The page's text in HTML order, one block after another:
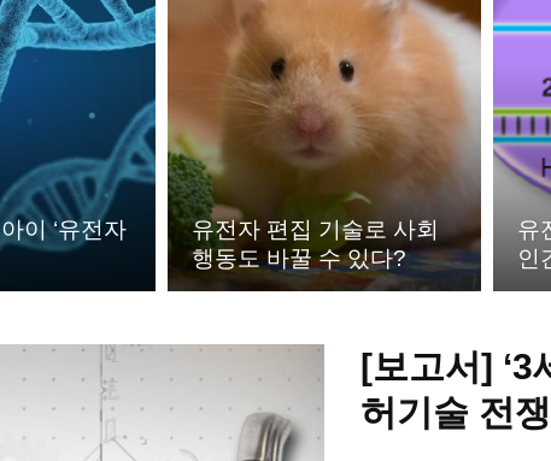
이 ‘유전자
유전자 편집 기술로 사회
행동도 바꿀 수 있다?
유
인
[보고서] ‘3
허기술 전